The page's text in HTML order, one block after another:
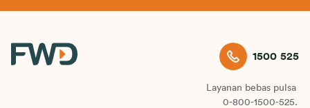
1500 525
Layanan bebas pulsa
0-800-1500-525.